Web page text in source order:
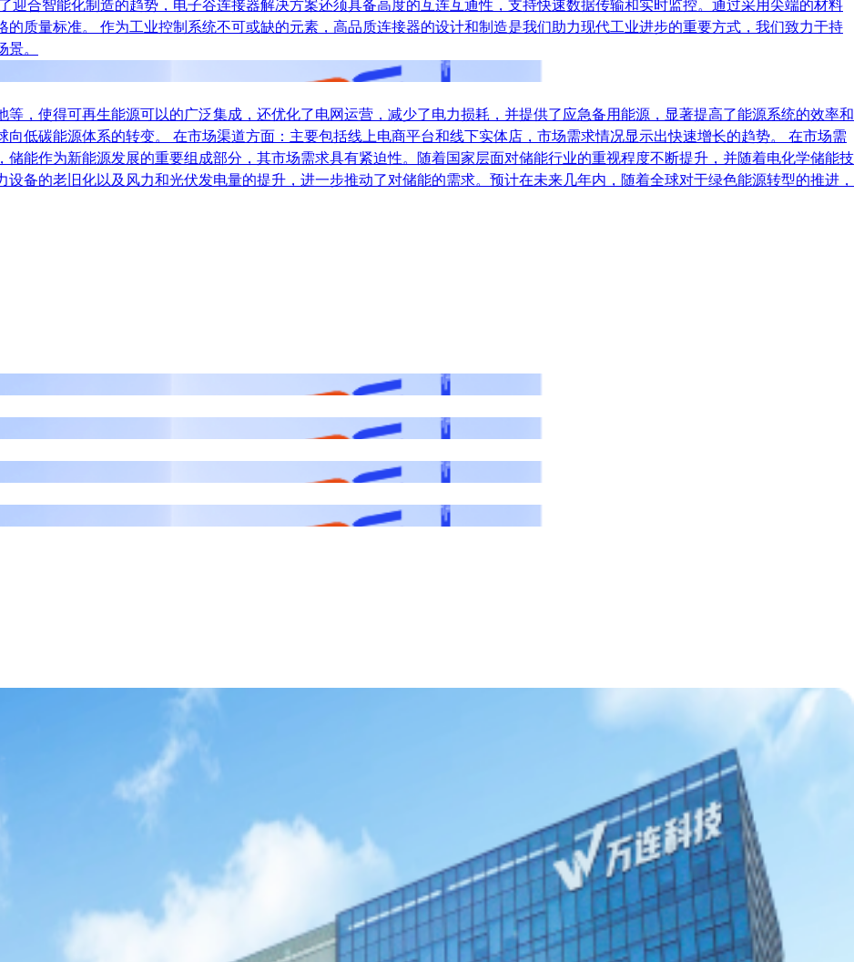
迎合智能化制造的趋势，电子谷连接器解决方案还须具备高度的互连互通性，支持快速数据传输和实时监控。通过采用尖端的材料
质量标准。 作为工业控制系统不可或缺的元素，高品质连接器的设计和制造是我们助力现代工业进步的重要方式，我们致力于持
。
，使得可再生能源可以的广泛集成，还优化了电网运营，减少了电力损耗，并提供了应急备用能源，显著提高了能源系统的效率和
低碳能源体系的转变。 在市场渠道方面：主要包括线上电商平台和线下实体店，市场需求情况显示出快速增长的趋势。 在市场需
能作为新能源发展的重要组成部分，其市场需求具有紧迫性。随着国家层面对储能行业的重视程度不断提升，并随着电化学储能技
备的老旧化以及风力和光伏发电量的提升，进一步推动了对储能的需求。预计在未来几年内，随着全球对于绿色能源转型的推进，